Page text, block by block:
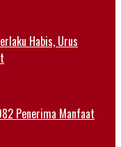
Habis, Urus
Penerima Manfaat